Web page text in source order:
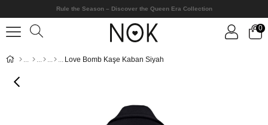
Rule the Season – Discover the Queen Era Collection
0
Love Bomb Kaşe Kaban Siyah